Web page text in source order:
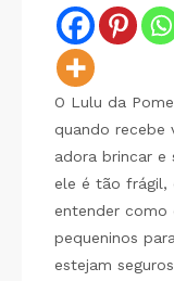
O Lulu da
quando recebe
adora brincar e
ele é tão frágil,
entender como
pequeninos
estejam